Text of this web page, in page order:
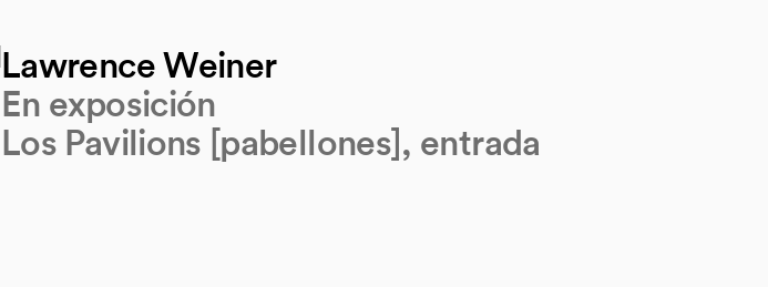
Lawrence Weiner
En exposición
Los Pavilions [pabellones], entrada